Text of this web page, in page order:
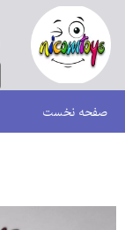
حساب کاربری من
تغییر گذر واژه
سفارشات
صفحه نخست